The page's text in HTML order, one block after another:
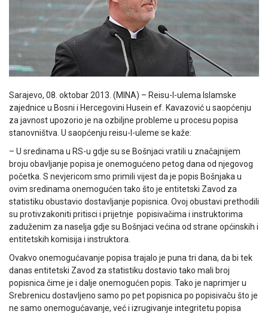
Sarajevo, 08. oktobar 2013. (MINA) – Reisu-l-ulema Islamske
zajednice u Bosni i Hercegovini Husein ef. Kavazović u saopćenju
za javnost upozorio je na ozbiljne probleme u procesu popisa
stanovništva. U saopćenju reisu-l-uleme se kaže:
– U sredinama u RS-u gdje su se Bošnjaci vratili u značajnijem
broju obavljanje popisa je onemogućeno petog dana od njegovog
početka. S nevjericom smo primili vijest da je popis Bošnjaka u
ovim sredinama onemogućen tako što je entitetski Zavod za
statistiku obustavio dostavljanje popisnica. Ovoj obustavi prethodili
su protivzakoniti pritisci i prijetnje popisivačima i instruktorima
zaduženim za naselja gdje su Bošnjaci većina od strane općinskih i
entitetskih komisija i instruktora.
Ovakvo onemogućavanje popisa trajalo je puna tri dana, da bi tek
danas entitetski Zavod za statistiku dostavio tako mali broj
popisnica čime je i dalje onemogućen popis. Tako je naprimjer u
Srebrenicu dostavljeno samo po pet popisnica po popisivaču što je
ne samo onemogućavanje, već i izrugivanje integritetu popisa